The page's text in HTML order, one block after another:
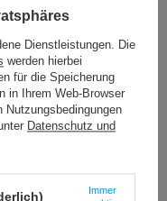
Mehr
Mehr
Mehr
Mehr
Dienstleistungen. Die
werden hierbei
für die Speicherung
in Ihrem Web-Browser
Nutzungsbedingungen
Datenschutz und
Immer